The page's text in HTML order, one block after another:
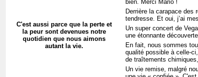
C'est aussi parce que la perte et
la peur sont devenues notre
quotidien que nous aimons
autant la vie.
bien. Merci Mario !
Derrière la carapace
tendresse. Et oui, j’ai
Un super concert de
une étonnante
En fait, nous sommes
qualité possible à celle-
de traîtements
Un vie remise, malgré